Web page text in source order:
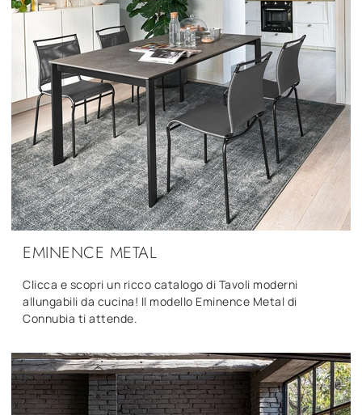
EMINENCE METAL
Clicca e scopri un ricco catalogo di Tavoli moderni
allungabili da cucina! Il modello Eminence Metal di
Connubia ti attende.